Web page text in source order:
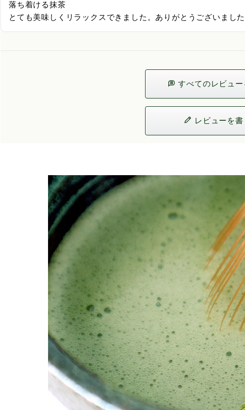
落ち着ける抹茶
とても美味しくリラックスできました。ありがとうございまし
すべてのレビュ
レビューを書